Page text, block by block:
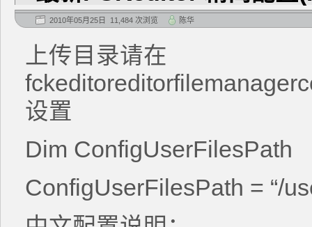
2010年05月25日 11,484 次浏览 陈华
上传目录请在
设置
Dim ConfigUserFilesPath
ConfigUserFilesPath = “/